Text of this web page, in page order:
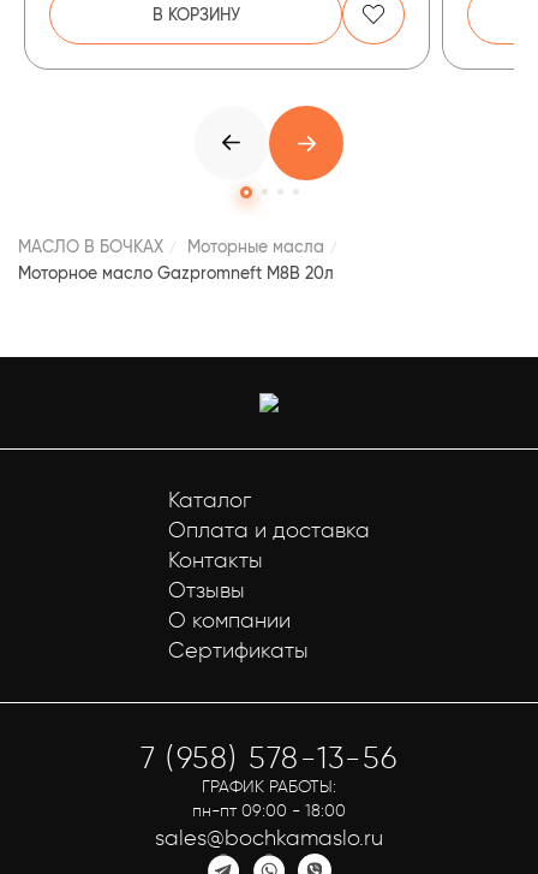
В КОРЗИНУ
МАСЛО В БОЧКАХ
Моторные масла
Моторное масло Gazpromneft М8В 20л
Каталог
Оплата и доставка
Контакты
Отзывы
О компании
Сертификаты
7 (958) 578-13-56
ГРАФИК РАБОТЫ:
пн-пт 09:00 - 18:00
sales@bochkamaslo.ru